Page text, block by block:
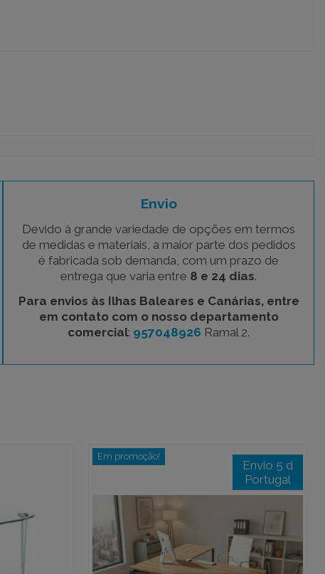
Envio
Devido à grande variedade de opções em termos
de medidas e materiais, a maior parte dos pedidos
é fabricada sob demanda, com um prazo de
entrega que varia entre 8 e 24 dias.
Para envios às Ilhas Baleares e Canárias, entre
em contato com o nosso departamento
comercial: 957048926 Ramal 2.
Envio 5 d
Portugal
Em promoção!